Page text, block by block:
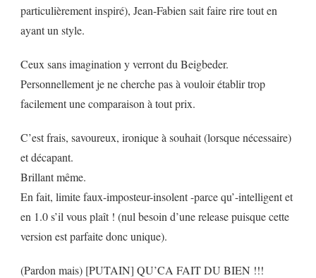
particulièrement inspiré), Jean-Fabien sait faire rire tout en
ayant un style.
Ceux sans imagination y verront du Beigbeder.
Personnellement je ne cherche pas à vouloir établir trop
facilement une comparaison à tout prix.
C’est frais, savoureux, ironique à souhait (lorsque nécessaire)
et décapant.
Brillant même.
En fait, limite faux-imposteur-insolent -parce qu’-intelligent et
en 1.0 s’il vous plaît ! (nul besoin d’une release puisque cette
version est parfaite donc unique).
(Pardon mais) [PUTAIN] QU’CA FAIT DU BIEN !!!